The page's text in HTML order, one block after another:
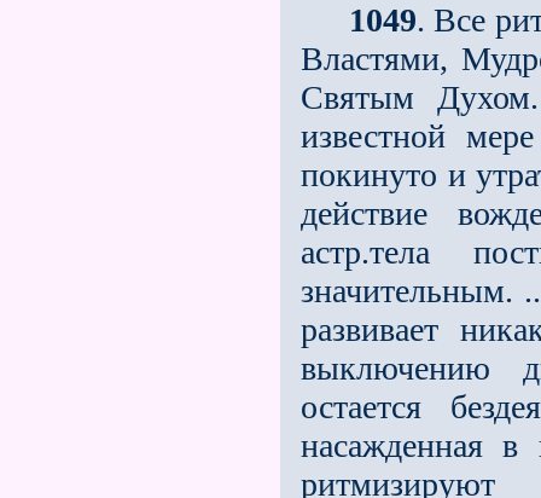
1049. Все
Властями,
Святым
известной
покинуто и
действие
астр.тела
значительным.
развивает
выключению
остается
насажденная в